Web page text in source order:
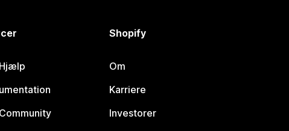
Shopify
Om
Karriere
Investorer